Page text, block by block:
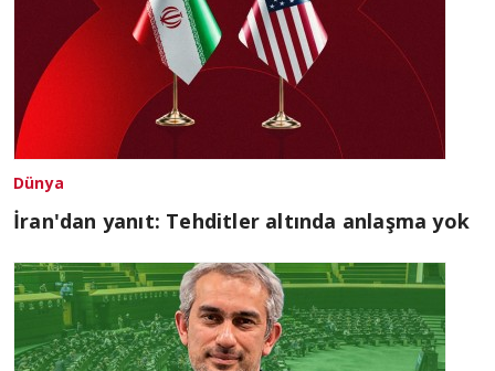
Dünya
İran'dan yanıt: Tehditler altında anlaşma yok